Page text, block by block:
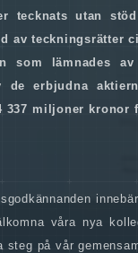
tecknats utan
av teckningsrätter
som lämnades av
de erbjudna
337 miljoner kronor
våra nya
på vår